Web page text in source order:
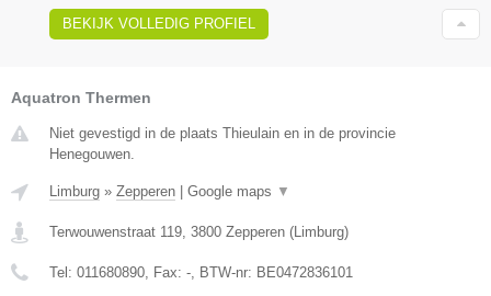
BEKIJK VOLLEDIG PROFIEL
Aquatron Thermen
Niet gevestigd in de plaats Thieulain en in de provincie
Henegouwen.
Limburg » Zepperen Google maps ▼
Terwouwenstraat 119, 3800 Zepperen (Limburg)
Tel: 011680890, Fax: -, BTW-nr: BE0472836101